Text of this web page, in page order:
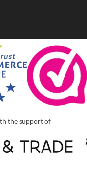
the support of